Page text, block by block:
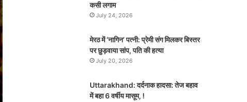
कसी लगाम
July 24, 2026
मेरठ में ‘नागिन’ पत्नी: प्रेमी संग मिलकर बिस्तर
पर छुड़वाया सांप, पति की हत्या
July 20, 2026
Uttarakhand: दर्दनाक हादसा: तेज बहाव
में बहा 6 वर्षीय मासूम, !